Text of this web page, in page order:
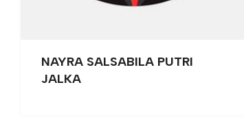
NAYRA SALSABILA PUTRI
JALKA